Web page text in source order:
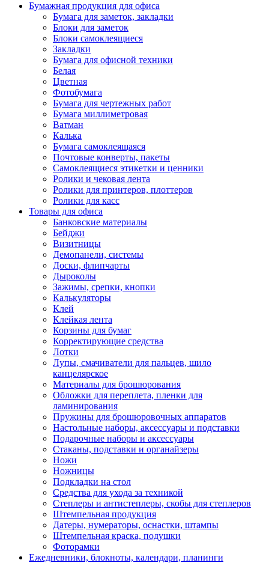
Бумажная продукция для офиса
Бумага для заметок, закладки
Блоки для заметок
Блоки самоклеящиеся
Закладки
Бумага для офисной техники
Белая
Цветная
Фотобумага
Бумага для чертежных работ
Бумага миллиметровая
Ватман
Калька
Бумага самоклеящаяся
Почтовые конверты, пакеты
Самоклеящиеся этикетки и ценники
Ролики и чековая лента
Ролики для принтеров, плоттеров
Ролики для касс
Товары для офиса
Банковские материалы
Бейджи
Визитницы
Демопанели, системы
Доски, флипчарты
Дыроколы
Зажимы, срепки, кнопки
Калькуляторы
Клей
Клейкая лента
Корзины для бумаг
Корректирующие средства
Лотки
Лупы, смачиватели для пальцев, шило
канцелярское
Материалы для брошюрования
Обложки для переплета, пленки для
ламинирования
Пружины для брошюровочных аппаратов
Настольные наборы, аксессуары и подставки
Подарочные наборы и аксессуары
Стаканы, подставки и органайзеры
Ножи
Ножницы
Подкладки на стол
Средства для ухода за техникой
Степлеры и антистеплеры, скобы для степлеров
Штемпельная продукция
Датеры, нумераторы, оснастки, штампы
Штемпельная краска, подушки
Фоторамки
Ежедневники, блокноты, календари, планинги